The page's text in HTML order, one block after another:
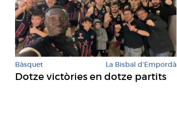
Bàsquet La Bisbal d'Empordà
Dotze victòries en dotze partits